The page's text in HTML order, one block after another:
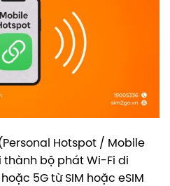
Hotspot / Mobile
thành bộ phát Wi-Fi di
5G từ SIM hoặc eSIM